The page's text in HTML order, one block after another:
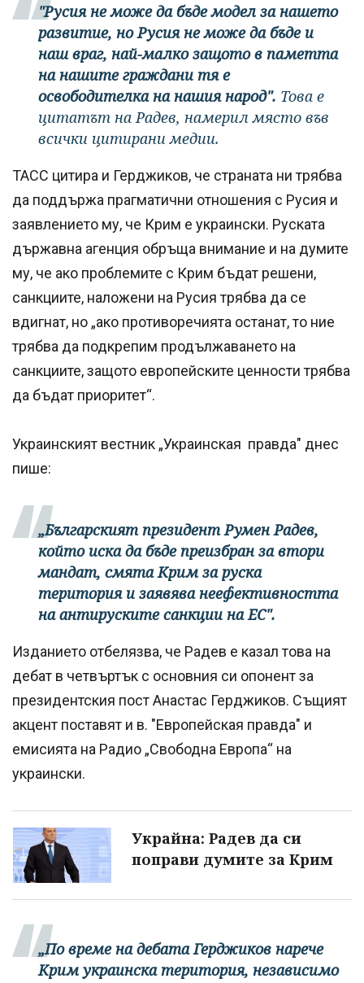
"Русия не може да бъде модел за нашето
развитие, но Русия не може да бъде и
наш враг, най-малко защото в паметта
на нашите граждани тя е
освободителка на нашия народ". Това е
цитатът на Радев, намерил място във
всички цитирани медии.
ТАСС цитира и Герджиков, че страната ни трябва
да поддържа прагматични отношения с Русия и
заявлението му, че Крим е украински. Руската
държавна агенция обръща внимание и на думите
му, че ако проблемите с Крим бъдат решени,
санкциите, наложени на Русия трябва да се
вдигнат, но „ако противоречията останат, то ние
трябва да подкрепим продължаването на
санкциите, защото европейските ценности трябва
да бъдат приоритет“.
Украинският вестник „Украинская правда" днес
пише:
„Българският президент Румен Радев,
който иска да бъде преизбран за втори
мандат, смята Крим за руска
територия и заявява неефективността
на антируските санкции на ЕС".
Изданието отбелязва, че Радев е казал това на
дебат в четвъртък с основния си опонент за
президентския пост Анастас Герджиков. Същият
акцент поставят и в. "Европейская правда" и
емисията на Радио „Свободна Европа“ на
украински.
Украйна: Радев да си
поправи думите за Крим
„По време на дебата Герджиков нарече
Крим украинска територия, независимо